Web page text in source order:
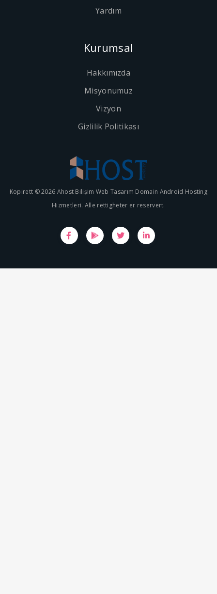
Yardım
Kurumsal
Hakkımızda
Misyonumuz
Vizyon
Gizlilik Politikası
Kopirett © 2026 Ahost Bilişim Web Tasarım Domain Android Hosting
Hizmetleri. Alle rettigheter er reservert.